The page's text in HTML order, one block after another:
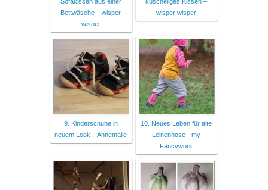
Bettwäsche – wisper
wisper
wisper wisper
9. Kinderschuhe in
neuem Look – Annemalie
10. Neues Leben für alte
Leinenhose - my
Fancywork